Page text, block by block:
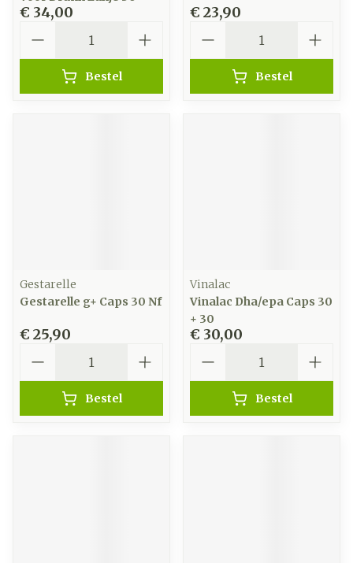
€ 34,00
Bestel
€ 23,90
Bestel
Gestarelle
Gestarelle g+ Caps 30 Nf
€ 25,90
Bestel
Vinalac
Vinalac Dha/epa Caps 30
+ 30
€ 30,00
Bestel